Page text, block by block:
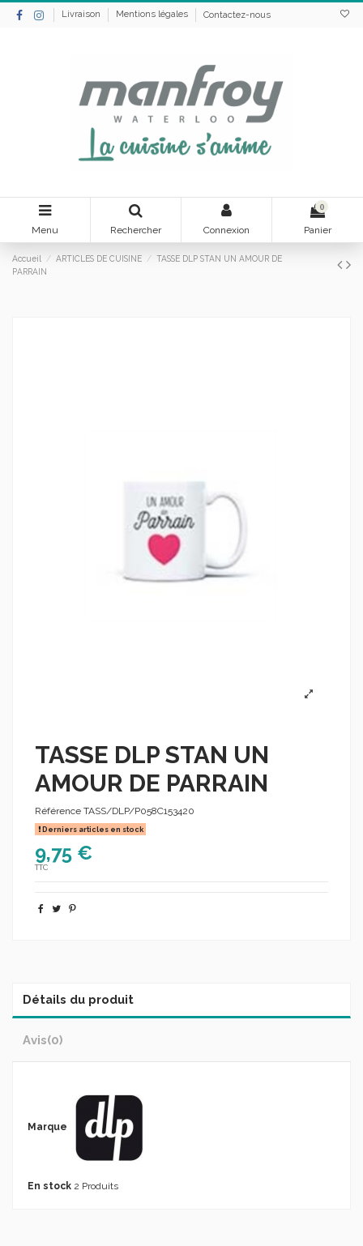
Livraison Mentions légales Contactez-nous
Menu Rechercher Connexion
0
Panier
Accueil ARTICLES DE CUISINE
TASSE DLP STAN UN AMOUR DE
PARRAIN
TASSE DLP STAN UN
AMOUR DE PARRAIN
Référence TASS/DLP/P058C153420
Derniers articles en stock
9,75 €
TTC
Détails du produit
Avis(0)
Marque
En stock 2 Produits